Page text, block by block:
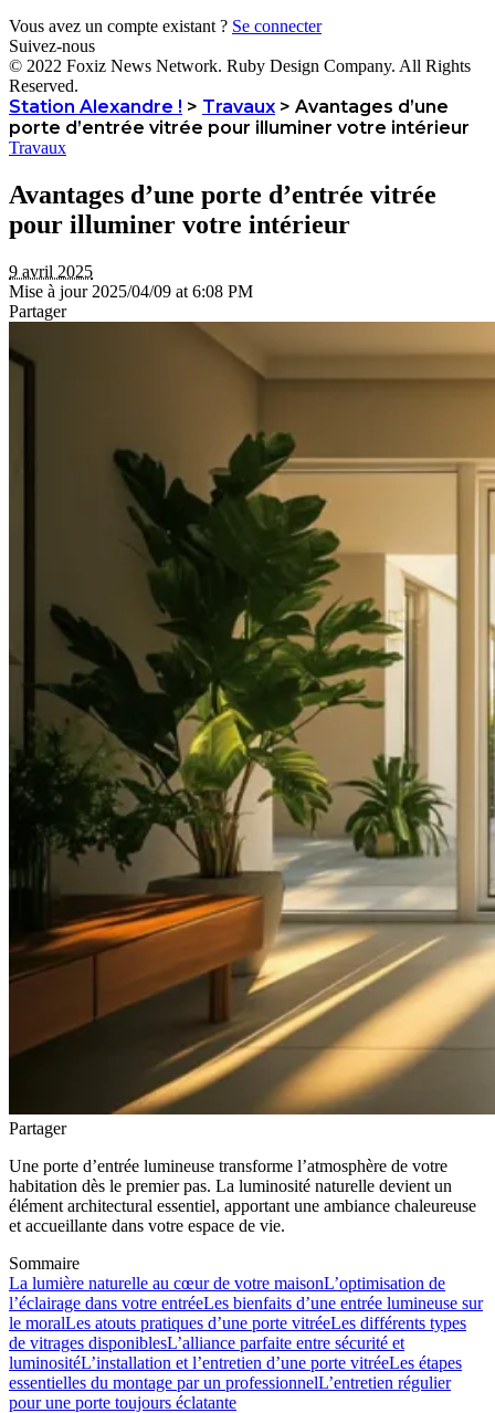
Vous avez un compte existant ? Se connecter
Suivez-nous
© 2022 Foxiz News Network. Ruby Design Company. All Rights
Reserved.
Station Alexandre ! > Travaux > Avantages d’une
porte d’entrée vitrée pour illuminer votre intérieur
Travaux
Avantages d’une porte d’entrée vitrée
pour illuminer votre intérieur
9 avril 2025
Mise à jour 2025/04/09 at 6:08 PM
Partager
Partager
Une porte d’entrée lumineuse transforme l’atmosphère de votre
habitation dès le premier pas. La luminosité naturelle devient un
élément architectural essentiel, apportant une ambiance chaleureuse
et accueillante dans votre espace de vie.
Sommaire
La lumière naturelle au cœur de votre maisonL’optimisation de
l’éclairage dans votre entréeLes bienfaits d’une entrée lumineuse sur
le moralLes atouts pratiques d’une porte vitréeLes différents types
de vitrages disponiblesL’alliance parfaite entre sécurité et
luminositéL’installation et l’entretien d’une porte vitréeLes étapes
essentielles du montage par un professionnelL’entretien régulier
pour une porte toujours éclatante